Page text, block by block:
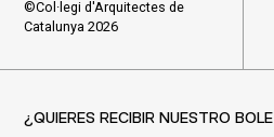
©Col·legi d'Arquitectes de
Catalunya 2026
¿QUIERES RECIBIR NUESTRO